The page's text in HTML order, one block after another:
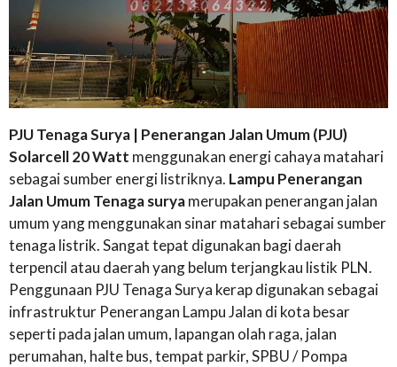
PJU Tenaga Surya | Penerangan Jalan Umum (PJU)
Solarcell 20 Watt menggunakan energi cahaya matahari
sebagai sumber energi listriknya. Lampu Penerangan
Jalan Umum Tenaga suryamerupakan penerangan jalan
umum yang menggunakan sinar matahari sebagai sumber
tenaga listrik. Sangat tepat digunakan bagi daerah
terpencil atau daerah yang belum terjangkau listik PLN.
Penggunaan PJU Tenaga Surya kerap digunakan sebagai
infrastruktur Penerangan Lampu Jalan di kota besar
seperti pada jalan umum, lapangan olah raga, jalan
perumahan, halte bus, tempat parkir, SPBU / Pompa